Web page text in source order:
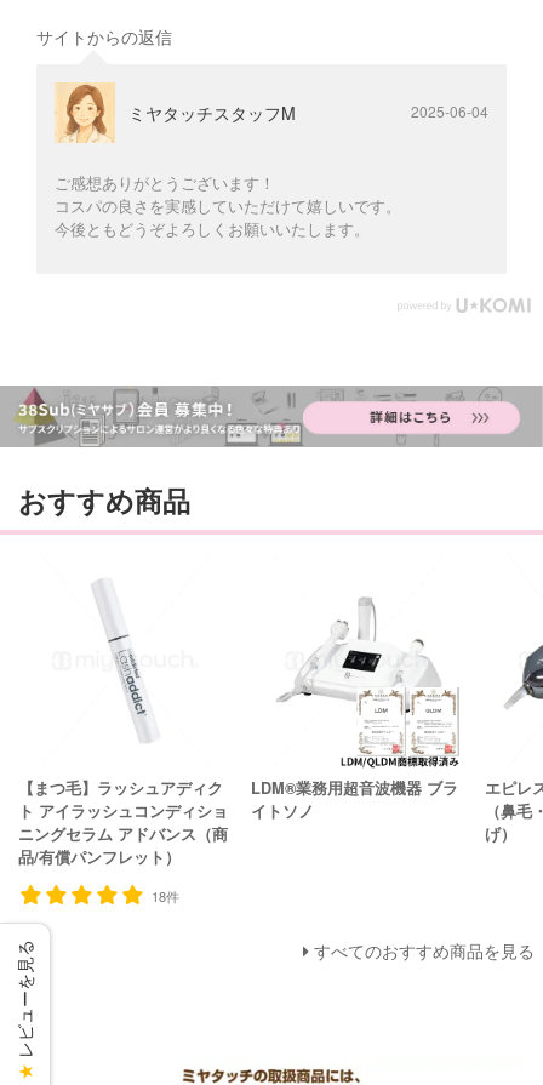
サイトからの返信
ミヤタッチスタッフM 2025-06-04
ご感想ありがとうございます！
コスパの良さを実感していただけて嬉しいです。
今後ともどうぞよろしくお願いいたします。
おすすめ商品
【まつ毛】ラッシュアディク
ト アイラッシュコンディショ
ニングセラム アドバンス（商
品/有償パンフレット）
18件
LDM®業務用超音波機器 ブラ
イトソノ
エピレ
（鼻
げ）
すべてのおすすめ商品を見る
★
レビューを見る